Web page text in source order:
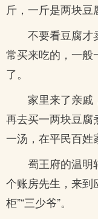
斤，一斤是两块豆
不要看豆腐才
常买来吃的，一般
了。
家里来了亲戚
再去买一两块豆腐
一汤，在平民百姓
蜀王府的温明
个账房先生，来到
柜”“三少爷”。